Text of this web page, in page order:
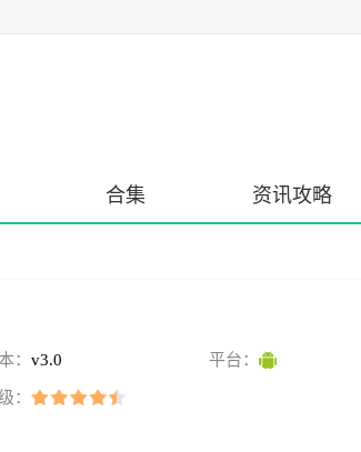
合集 资讯攻略
： v3.0 平台：
：